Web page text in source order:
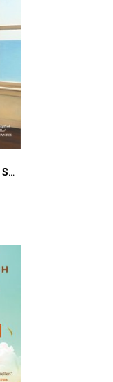
The Things We Never Say